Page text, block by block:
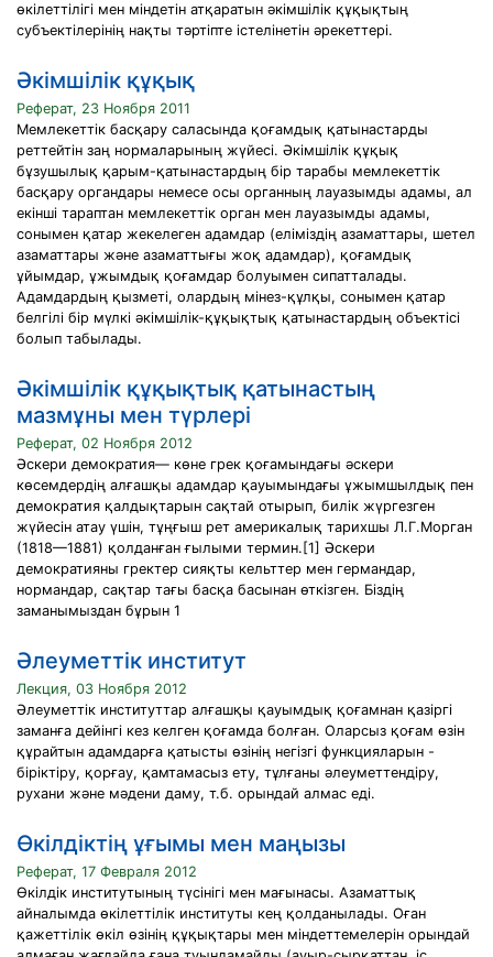
өкілеттілігі мен міндетін атқаратын әкімшілік құқықтың
субъектілерінің нақты тәртіпте істелінетін әрекеттері.
Әкімшілік құқық
Реферат, 23 Ноября 2011
Мемлекеттік басқару саласында қоғамдық қатынастарды
реттейтін заң нормаларының жүйесі. Әкімшілік құқық
бұзушылық қарым-қатынастардың бір тарабы мемлекеттік
басқару органдары немесе осы органның лауазымды адамы, ал
екінші тараптан мемлекеттік орган мен лауазымды адамы,
сонымен қатар жекелеген адамдар (еліміздің азаматтары, шетел
азаматтары және азаматтығы жоқ адамдар), қоғамдық
ұйымдар, ұжымдық қоғамдар болуымен сипатталады.
Адамдардың қызметі, олардың мінез-құлқы, сонымен қатар
белгілі бір мүлкі әкімшілік-құқықтық қатынастардың объектісі
болып табылады.
Әкімшілік құқықтық қатынастың
мазмұны мен түрлері
Реферат, 02 Ноября 2012
Әскери демократия— көне грек қоғамындағы әскери
көсемдердің алғашқы адамдар қауымындағы ұжымшылдық пен
демократия қалдықтарын сақтай отырып, билік жүргезген
жүйесін атау үшін, тұңғыш рет америкалық тарихшы Л.Г.Морган
(1818—1881) қолданған ғылыми термин.[1] Әскери
демократияны гректер сияқты кельттер мен германдар,
нормандар, сақтар тағы басқа басынан өткізген. Біздің
заманымыздан бұрын 1
Әлеуметтік институт
Лекция, 03 Ноября 2012
Әлеуметтік институттар алғашқы қауымдық қоғамнан қазіргі
заманға дейінгі кез келген қоғамда болған. Оларсыз қоғам өзін
құрайтын адамдарға қатысты өзінің негізгі функцияларын -
біріктіру, қорғау, қамтамасыз ету, тұлғаны әлеуметтендіру,
рухани және мәдени даму, т.б. орындай алмас еді.
Өкілдіктің ұғымы мен маңызы
Реферат, 17 Февраля 2012
Өкілдік институтының түсінігі мен мағынасы. Азаматтық
айналымда өкілеттілік институты кең қолданылады. Оған
қажеттілік өкіл өзінің құқықтары мен міндеттемелерін орындай